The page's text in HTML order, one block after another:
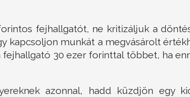
fejhallgatót, ne kritizáljuk a
kapcsoljon munkát a megvásárolt
fejhallgató 30 ezer forinttal többet, ha
azonnal, hadd küzdjön egy